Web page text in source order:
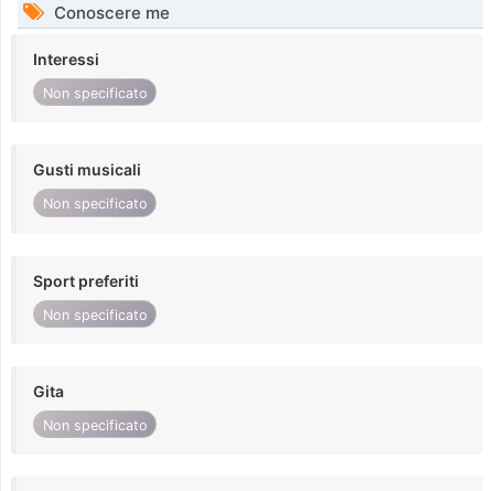
Conoscere me
Interessi
Non specificato
Gusti musicali
Non specificato
Sport preferiti
Non specificato
Gita
Non specificato